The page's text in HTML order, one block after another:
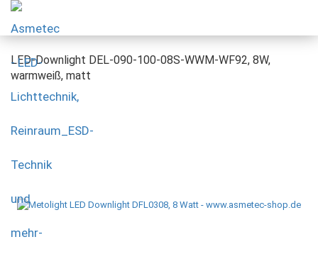
LED-Downlight DEL-090-100-08S-WWM-WF92, 8W,
warmweiß, matt